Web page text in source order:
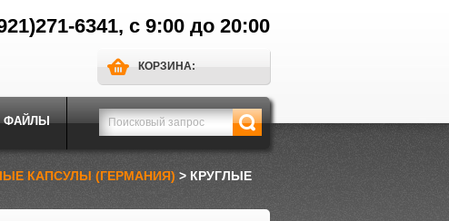
6341, с 9:00 до 20:00
КОРЗИНА:
ФАЙЛЫ
КАПСУЛЫ (ГЕРМАНИЯ) > КРУГЛЫЕ